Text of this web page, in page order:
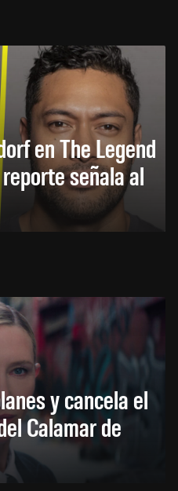
en The Legend
señala al
y cancela el
Calamar de